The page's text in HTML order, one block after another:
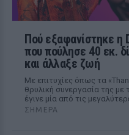
Πού εξαφανίστηκε η
που πούλησε 40 εκ.
και άλλαξε ζωή
Με επιτυχίες όπως τα
θρυλική συνεργασία της με
έγινε μία από τις
ΣΉΜΕΡΑ